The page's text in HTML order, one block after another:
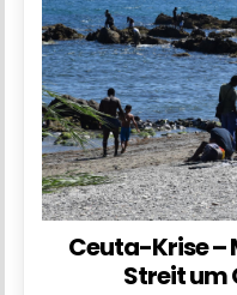
Ceuta-Krise –
Streit um